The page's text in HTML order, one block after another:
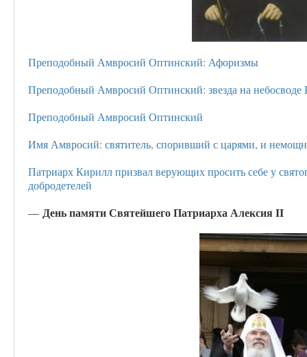
Преподобный Амвросий Оптинский: Афоризмы
Преподобный Амвросий Оптинский: звезда на небосводе
Преподобный Амвросий Оптинский
Имя Амвросий: святитель, споривший с царями, и
Патриарх Кирилл призвал верующих просить себе у
добродетелей
— День памяти Святейшего Патриарха Алексия II